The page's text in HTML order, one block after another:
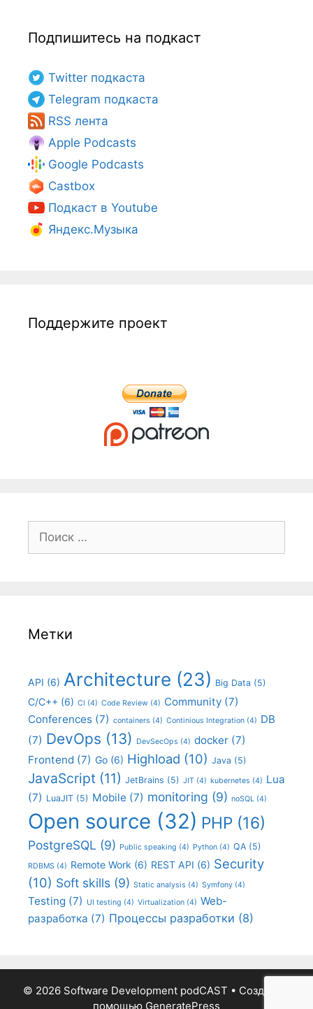
Подпишитесь на подкаст
Twitter подкаста
Telegram подкаста
RSS лента
Apple Podcasts
Google Podcasts
Castbox
Подкаст в Youtube
Яндекс.Музыка
Поддержите проект
Метки
API (6) Architecture (23) Big Data (5)
C/C++ (6) CI (4) Code Review (4) Community (7)
Conferences (7) containers (4) Continious Integration (4) DB
(7) DevOps (13) DevSecOps (4) docker (7)
Frontend (7) Go (6) Highload (10) Java (5)
JavaScript (11) JetBrains (5) JIT (4) kubernetes (4) Lua
(7) LuaJIT (5) Mobile (7) monitoring (9) noSQL (4)
Open source (32) PHP (16)
PostgreSQL (9) Public speaking (4) Python (4) QA (5)
RDBMS (4) Remote Work (6) REST API (6) Security
(10) Soft skills (9) Static analysis (4) Symfony (4)
Testing (7) UI testing (4) Virtualization (4) Web-
разработка (7) Процессы разработки (8)
© 2026 Software Development podCAST • Создано с
помощью GeneratePress